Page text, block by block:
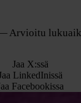
Arvioitu
Jaa X:ssä
LinkedInissä
Facebookissa